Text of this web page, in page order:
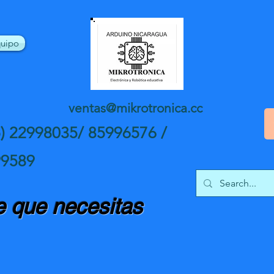
22998035/ 85996576 /
ventas@mikrotronica.cc
que necesitas